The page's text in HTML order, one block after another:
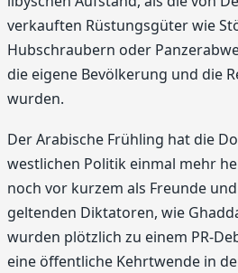
verkauften Rüstungsgüter wie
Hubschraubern oder
die eigene Bevölkerung und die
wurden.
Der Arabische Frühling hat die
westlichen Politik einmal mehr
noch vor kurzem als Freunde
geltenden Diktatoren, wie
wurden plötzlich zu einem PR-
eine öffentliche Kehrtwende in